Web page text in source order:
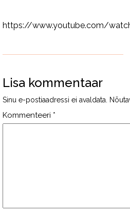
https://www.youtube.com/
Lisa kommentaar
Sinu e-postiaadressi ei avaldata.
Kommenteeri *